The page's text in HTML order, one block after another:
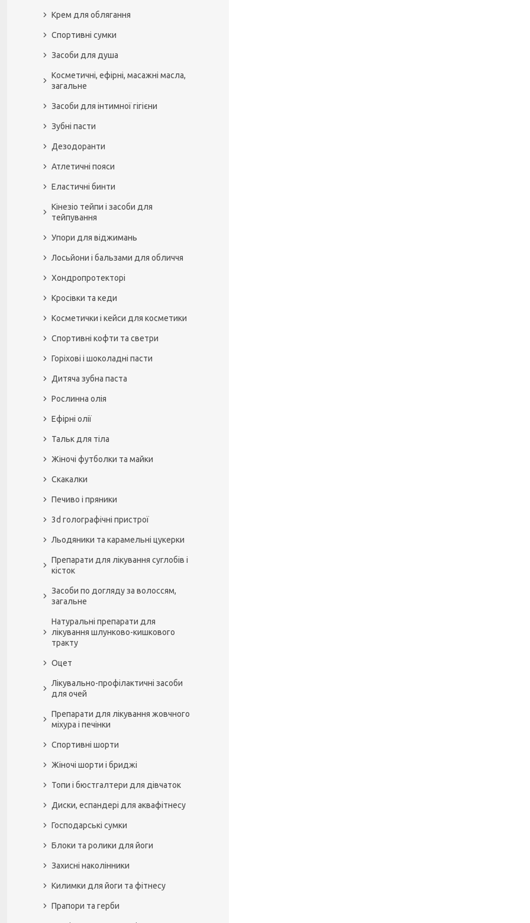
Крем для облягання
Спортивні сумки
Засоби для душа
Косметичні, ефірні, масажні масла,
загальне
Засоби для інтимної гігієни
Зубні пасти
Дезодоранти
Атлетичні пояси
Еластичні бинти
Кінезіо тейпи і засоби для
тейпування
Упори для віджимань
Лосьйони і бальзами для обличчя
Хондропротекторі
Кросівки та кеди
Косметички і кейси для косметики
Спортивні кофти та светри
Горіхові і шоколадні пасти
Дитяча зубна паста
Рослинна олія
Ефірні олії
Тальк для тіла
Жіночі футболки та майки
Скакалки
Печиво і пряники
3d голографічні пристрої
Льодяники та карамельні цукерки
Препарати для лікування суглобів і
кісток
Засоби по догляду за волоссям,
загальне
Натуральні препарати для
лікування шлунково-кишкового
тракту
Оцет
Лікувально-профілактичні засоби
для очей
Препарати для лікування жовчного
міхура і печінки
Спортивні шорти
Жіночі шорти і бриджі
Топи і бюстгалтери для дівчаток
Диски, еспандері для аквафітнесу
Господарські сумки
Блоки та ролики для йоги
Захисні наколінники
Килимки для йоги та фітнесу
Прапори та герби